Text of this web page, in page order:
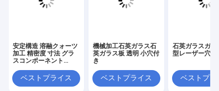
安定構造 溶融クォーツ
加工 精密度 寸法 グラ
スコンポーネント
ベストプライス
機械加工石英ガラス石
英ガラス板 透明 小穴付
き
ベストプライス
石英ガラスガラ
型レーザー穴あ
ベストプラ